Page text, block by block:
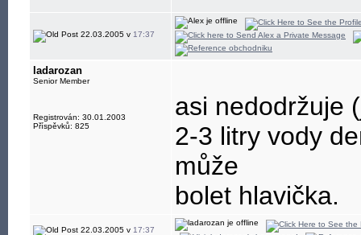
22.03.2005 v 17:37
ladarozan
Senior Member
Registrován: 30.01.2003
Příspěvků: 825
asi nedodržuje
2-3 litry vody
může
bolet hlavička.
22.03.2005 v 17:37